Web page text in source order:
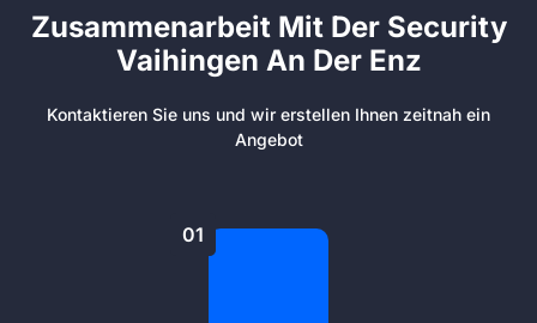
Zusammenarbeit Mit Der Security
Vaihingen An Der Enz
Kontaktieren Sie uns und wir erstellen Ihnen zeitnah ein
Angebot
01